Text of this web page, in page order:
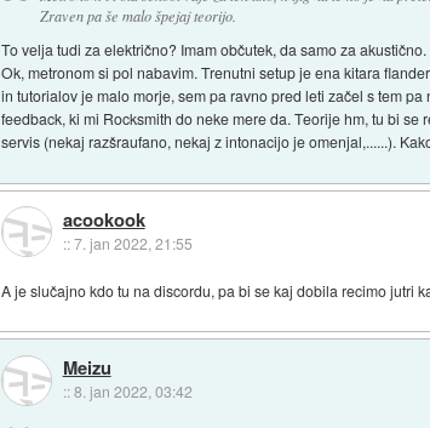
Zraven pa še malo špejaj teorijo.
To velja tudi za električno? Imam občutek, da samo za akustično.
Ok, metronom si pol nabavim. Trenutni setup je ena kitara
in tutorialov je malo morje, sem pa ravno pred leti začel s tem
feedback, ki mi Rocksmith do neke mere da. Teorije hm, tu bi
servis (nekaj razšraufano, nekaj z intonacijo je omenjal,......).
acookook
::7. jan 2022, 21:55
A je slučajno kdo tu na discordu, pa bi se kaj dobila recimo jutri
Meizu
::8. jan 2022, 03:42